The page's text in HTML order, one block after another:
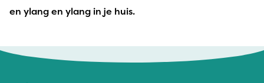
en ylang en ylang in je huis.